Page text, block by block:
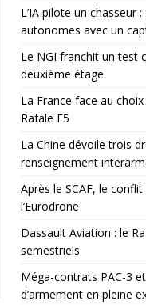
L’IA pilote un chasseur
autonomes avec un
Le NGI franchit un test
deuxième étage
La France face au
Rafale F5
La Chine dévoile trois
renseignement
Après le SCAF, le
l’Eurodrone
Dassault Aviation : le
semestriels
Méga-contrats PAC-3
d’armement en pleine